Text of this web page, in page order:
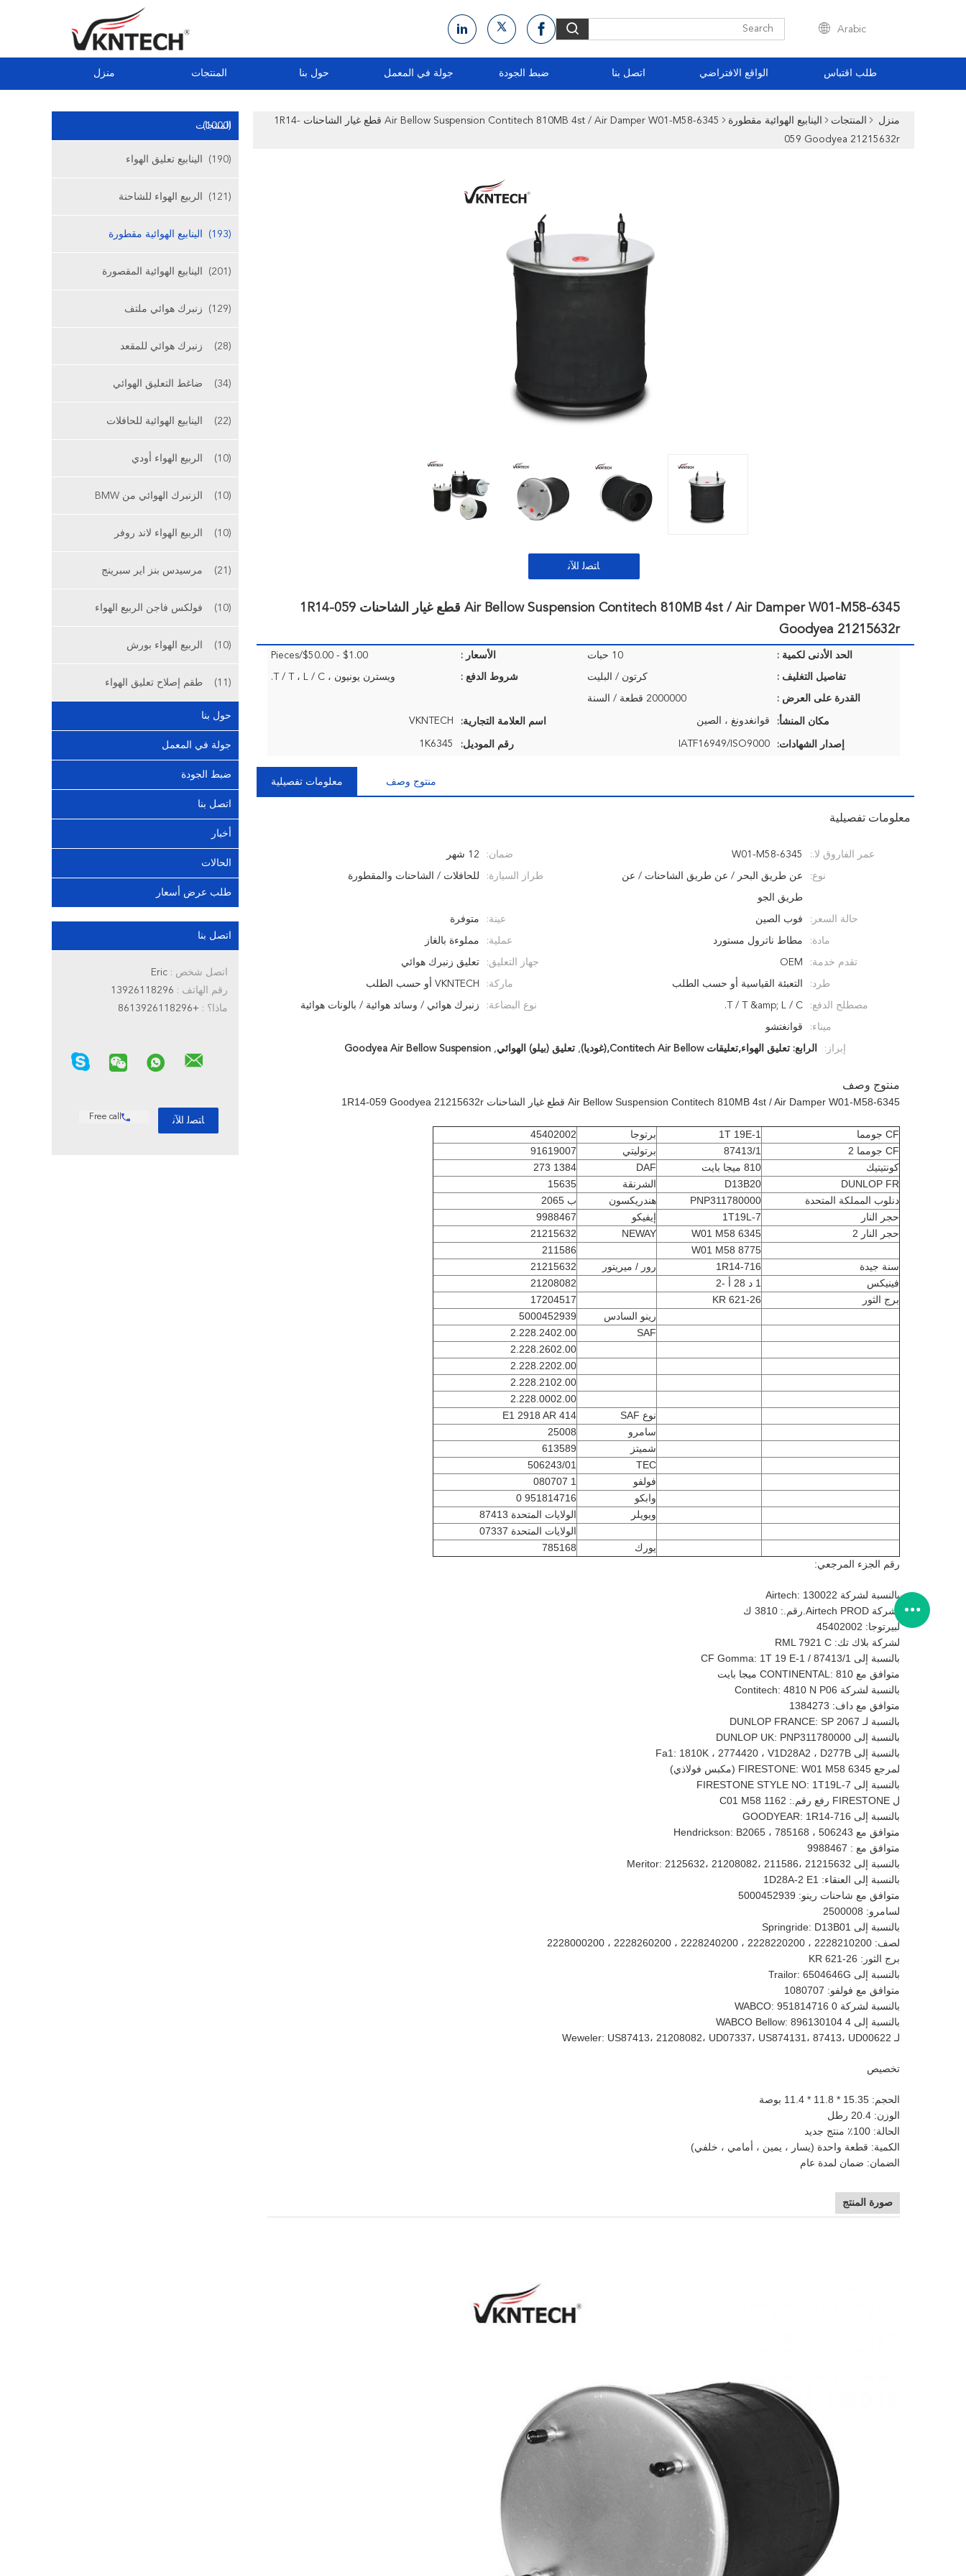
Arabic
منزل المنتجات حول بنا جولة في المعمل ضبط الجودة اتصل بنا الواقع الافتراضي طلب اقتباس
المنتجات(1000)
الينابيع تعليق الهواء (190)
الربيع الهواء للشاحنة (121)
الينابيع الهوائية مقطورة (193)
الينابيع الهوائية المقصورة (201)
زنبرك هوائي ملتف (129)
زنبرك هوائي للمقعد (28)
ضاغط التعليق الهوائي (34)
الينابيع الهوائية للحافلات (22)
الربيع الهواء أودي (10)
الزنبرك الهوائي من BMW (10)
الربيع الهواء لاند روفر (10)
مرسيدس بنز اير سبرينج (21)
فولكس فاجن الربيع الهواء (10)
الربيع الهواء بورش (10)
طقم إصلاح تعليق الهواء (11)
حول بنا
جولة في المعمل
ضبط الجودة
اتصل بنا
أخبار
الحالات
طلب عرض أسعار
اتصل بنا
اتصل شخص :
رقم الهاتف :
ماذا؟ : +8613926118296
Free call
منزل المنتجات الينابيع الهوائية مقطورة
Air Bellow Suspension Contitech 810MB 4st / Air Damper W01-M58-6345 قطع غيار الشاحنات 1R14-
059 Goodyea 21215632r
ﺎﺘﺼﻟ ﺍﻶﻧ
Air Bellow Suspension Contitech 810MB 4st / Air Damper W01-M58-6345 قطع غيار الشاحنات 1R14-059
Goodyea 21215632r
الحد الأدنى لكمية : 10 حبات الأسعار : $1.00 - $50.00/Pieces
تفاصيل التغليف : كرتون / البليت شروط الدفع : ويسترن يونيون ، T / T ، L / C.
القدرة على العرض : 2000000 قطعة / السنة
مكان المنشأ: قوانغدونغ ، الصين اسم العلامة التجارية: VKNTECH
إصدار الشهادات: IATF16949/ISO9000 رقم الموديل: 1K6345
معلومات تفصيلية منتوج وصف
معلومات تفصيلية
عمر الفاروق لا.: W01-M58-6345 ضمان: 12 شهر
نوع: عن طريق البحر / عن طريق الشاحنات / عن
طريق الجو
طراز السيارة: للحافلات / الشاحنات والمقطورة
حالة السعر: فوب الصين عينة: متوفرة
مادة: مطاط ناترول مستورد عملية: مملوءة بالغاز
تقدم خدمة: OEM جهاز التعليق: تعليق زنبرك هوائي
طرد: التعبئة القياسية أو حسب الطلب ماركة: VKNTECH أو حسب الطلب
مصطلح الدفع: T / T &amp; L / C. نوع البضاعة: زنبرك هوائي / وسائد هوائية / بالونات هوائية
ميناء: قوانغتشو
إبراز: الرابع: تعليق الهواء,تعليقات Contitech Air Bellow,(غوديا) , تعليق (بيلو) الهوائي,
Goodyea Air Bellow Suspension
منتوج وصف
Air Bellow Suspension Contitech 810MB 4st / Air Damper W01-M58-6345 قطع غيار الشاحنات 1R14-059 Goodyea 21215632r
CF جومما 1T 19E-1 برتوجا
45402002
CF جومما 2
87413/1 برتوليتي
91619007
كونتيتيك
810 ميجا بايت DAF
1384 273
DUNLOP FR
D13B20 الشرنقة
15635
دنلوب المملكة المتحدة
PNP311780000 هندريكسون
ب 2065
حجر النار
1T19L-7 إيفيكو
9988467
حجر النار 2
W01 M58 6345
NEWAY
21215632
W01 M58 8775
211586
سنة جيدة
1R14-716 رور / ميريتور
21215632
فينيكس
1 د 28 أ -2
21208082
برج الثور
KR 621-26
17204517
رينو السادس
5000452939
SAF
2.228.2402.00
2.228.2602.00
2.228.2202.00
2.228.2102.00
2.228.0002.00
نوع SAF
E1 2918 AR 414
سامرو
25008
شميتز
613589
TEC
506243/01
فولفو
1 080707
وابكو
951814716 0
ويويلر
الولايات المتحدة 87413
الولايات المتحدة 07337
يورك
785168
رقم الجزء المرجعي:
بالنسبة لشركة Airtech: 130022
لشركة Airtech PROD.رقم.: 3810 ك
لبيرتوجا: 45402002
لشركة بلاك تك: RML 7921 C
بالنسبة إلى CF Gomma: 1T 19 E-1 / 87413/1
متوافق مع CONTINENTAL: 810 ميجا بايت
بالنسبة لشركة Contitech: 4810 N P06
متوافق مع داف: 1384273
بالنسبة لـ DUNLOP FRANCE: SP 2067
بالنسبة إلى DUNLOP UK: PNP311780000
بالنسبة إلى Fa1: 1810K ، 2774420 ، V1D28A2 ، D277B
لمرجع FIRESTONE: W01 M58 6345 (مكبس فولاذي)
بالنسبة إلى FIRESTONE STYLE NO: 1T19L-7
ل FIRESTONE رفع رقم.: C01 M58 1162
بالنسبة إلى GOODYEAR: 1R14-716
متوافق مع Hendrickson: B2065 ، 785168 ، 506243
متوافق مع : 9988467
بالنسبة إلى Meritor: 2125632، 21208082، 211586، 21215632
بالنسبة إلى العنقاء: 1D28A-2 E1
متوافق مع شاحنات رينو: 5000452939
لسامرو: 2500008
بالنسبة إلى Springride: D13B01
لصف: 2228210200 ، 2228220200 ، 2228240200 ، 2228260200 ، 2228000200
برج الثور: KR 621-26
بالنسبة إلى Trailor: 6504646G
متوافق مع فولفو: 1080707
بالنسبة لشركة WABCO: 951814716 0
بالنسبة إلى WABCO Bellow: 896130104 4
لـ Weweler: US87413، 21208082، UD07337، US874131، 87413، UD00622
تخصيص
الحجم: 15.35 * 11.8 * 11.4 بوصة
الوزن: 20.4 رطل
الحالة: 100٪ منتج جديد
الكمية: قطعة واحدة (يسار ، يمين ، أمامي ، خلفي)
الضمان: ضمان لمدة عام
صورة المنتج